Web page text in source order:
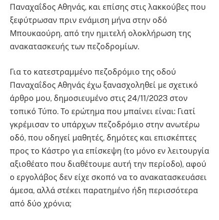
Παναχαΐδος Αθηνάς, και επίσης στις λακκούβες που
ξεφύτρωσαν πριν ενάμιση μήνα στην οδό
Μπουκαούρη, από την ημιτελή ολοκλήρωση της
ανακατασκευής των πεζοδρομίων.
Για το κατεστραμμένο πεζοδρόμιο της οδού
Παναχαΐδος Αθηνάς έχω ξανασχοληθεί με σχετικό
άρθρο μου, δημοσιευμένο στις 24/11/2023 στον
τοπικό Τύπο. Το ερώτημα που μπαίνει είναι: Γιατί
γκρέμισαν το υπάρχων πεζοδρόμιο στην ανωτέρω
οδό, που οδηγεί μαθητές, δημότες και επισκέπτες
προς το Κάστρο για επίσκεψη (το μόνο εν λειτουργία
αξιοθέατο που διαθέτουμε αυτή την περίοδο), αφού
ο εργολάβος δεν είχε σκοπό να το ανακατασκευάσει
άμεσα, αλλά στέκει παρατημένο ήδη περισσότερα
από δύο χρόνια;